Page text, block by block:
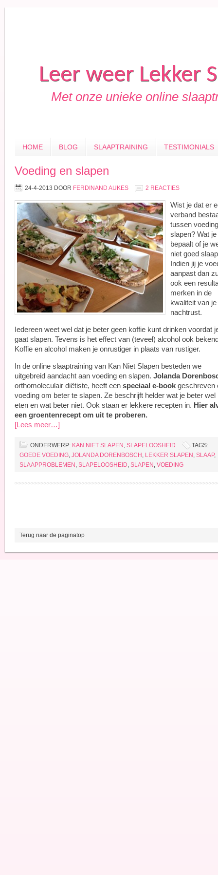
Leer weer Lekker
Met onze unieke online
HOME BLOG SLAAPTRAINING TESTIMONIALS
Voeding en slapen
24-4-2013 DOOR FERDINAND AUKES 2 REACTIES
Wist je dat er
verband
tussen
slapen? Wat je
bepaalt of je
niet goed
Indien jij je
aanpast dan
ook een
merken in de
kwaliteit van je
nachtrust.
Iedereen weet wel dat je beter geen koffie kunt drinken voordat
gaat slapen. Tevens is het effect van (teveel) alcohol ook
Koffie en alcohol maken je onrustiger in plaats van rustiger.
In de online slaaptraining van Kan Niet Slapen besteden we
uitgebreid aandacht aan voeding en slapen. Jolanda
orthomoleculair diëtiste, heeft een speciaal e-book geschreven
voeding om beter te slapen. Ze beschrijft helder wat je beter wel
eten en wat beter niet. Ook staan er lekkere recepten in. Hier
een groentenrecept om uit te proberen.
[Lees meer…]
ONDERWERP: KAN NIET SLAPEN , SLAPELOOSHEID
TAGS:
GOEDE VOEDING, JOLANDA DORENBOSCH , LEKKER SLAPEN , SLAAP,
SLAAPPROBLEMEN , SLAPELOOSHEID, SLAPEN , VOEDING
Terug naar de paginatop